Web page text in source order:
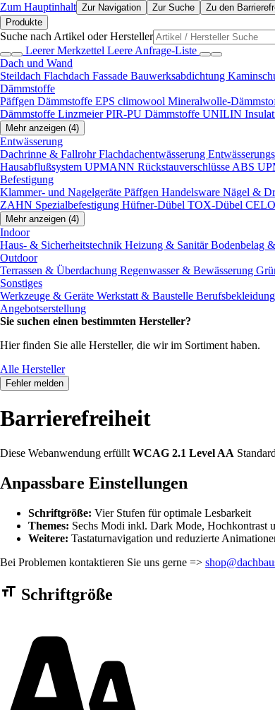
Zum Hauptinhalt Zur Navigation Zur Suche
Zu den
Produkte
Suche nach Artikel oder Hersteller
Leerer Merkzettel Leere Anfrage-Liste
Dach und Wand
Steildach Flachdach Fassade Bauwerksabdichtung
Dämmstoffe
Päffgen Dämmstoffe EPS climowool Mineralwolle-
Dämmstoffe Linzmeier PIR-PU Dämmstoffe UNILIN
Mehr anzeigen (4)
Entwässerung
Dachrinne & FallrohrFlachdachentwässerung
Hausabflußsystem UPMANN Rückstauverschlüsse ABS
Befestigung
Klammer- und Nagelgeräte Päffgen Handelsware Nägel &
ZAHN Spezialbefestigung Hüfner-Dübel TOX-Dübel
Mehr anzeigen (4)
Indoor
Haus- & Sicherheitstechnik Heizung & SanitärBodenbelag
Outdoor
Terrassen & Überdachung Regenwasser & Bewässerung
Sonstiges
Werkzeuge & Geräte Werkstatt & Baustelle
Angebotserstellung
Sie suchen einen bestimmten Hersteller?
Hier finden Sie alle Hersteller, die wir im Sortiment haben.
Alle Hersteller
Fehler melden
Barrierefreiheit
Diese Webanwendung erfüllt WCAG 2.1 Level AA
Anpassbare Einstellungen
Schriftgröße: Vier Stufen für optimale Lesbarkeit
Themes: Sechs Modi inkl. Dark Mode, Hochkontrast
Weitere: Tastaturnavigation und reduzierte
Bei Problemen kontaktieren Sie uns gerne =>
Barrierefreiheit Einstellungen
Schriftgröße